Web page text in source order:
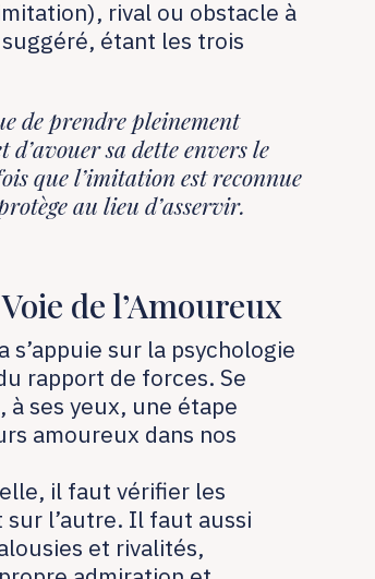
rival ou obstacle à
étant les trois
de prendre pleinement
d’avouer sa dette envers le
que l’imitation est reconnue
au lieu d’asservir.
de l’Amoureux
sur la psychologie
rapport de forces. Se
ses yeux, une étape
amoureux dans nos
il faut vérifier les
sur l’autre. Il faut aussi
et rivalités,